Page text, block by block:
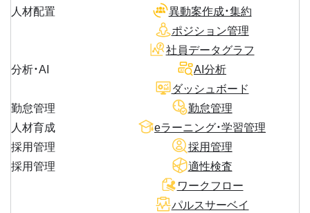
人材配置
異動案作成・集約
ポジション管理
分析・AI
社員データグラフ
AI分析
ダッシュボード
勤怠管理
勤怠管理
人材育成
eラーニング・学習管理
採用管理
採用管理
採用管理
適性検査
ワークフロー
パルスサーベイ